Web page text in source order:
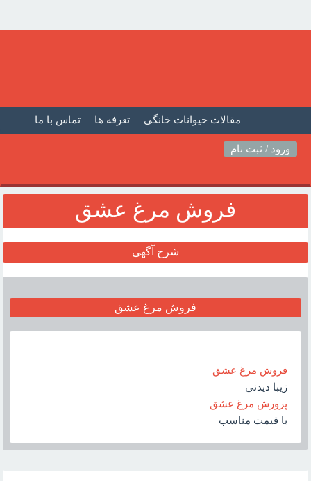
تماس با ما تعرفه ها مقالات حیوانات خانگی
صفحه اصلی
ورود / ثبت نام
فروش مرغ عشق
شرح آگهی
فروش مرغ عشق
فروش مرغ عشق
زيبا ديدني
پرورش مرغ عشق
با قيمت مناسب